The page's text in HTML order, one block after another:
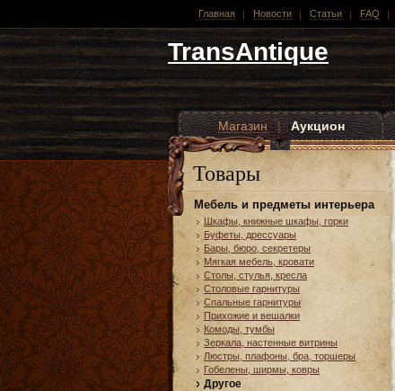
Главная Новости Статьи FAQ
TransAntique
Магазин | Аукцион
Другие стили
Товары
Мебель и предметы интерьера
Шкафы, книжные шкафы, горки
Буфеты, дрессуары
Бары, бюро, секретеры
Мягкая мебель, кровати
Столы, стулья, кресла
Столовые гарнитуры
Спальные гарнитуры
Прихожие и вешалки
Комоды, тумбы
Зеркала, настенные витрины
Люстры, плафоны, бра, торшеры
Гобелены, ширмы, ковры
Другое